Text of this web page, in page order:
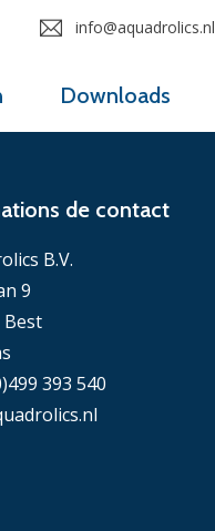
Downloads
info@aquadrolics.nl
de contact
B.V.
9
Best
393 540